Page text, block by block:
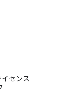
イセンス